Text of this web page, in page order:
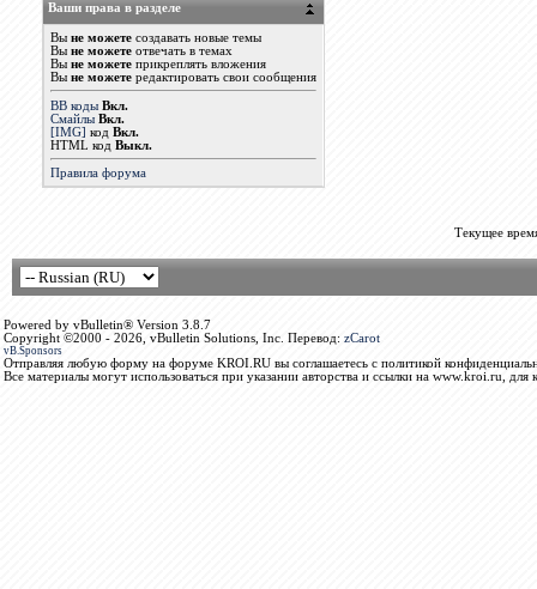
Ваши права в разделе
Вы не можетесоздавать новые темы
Вы не можетеотвечать в темах
Вы не можетеприкреплять вложения
Вы не можетередактировать свои сообщения
BB коды Вкл.
Смайлы Вкл.
[IMG] код Вкл.
HTML код Выкл.
Правила форума
Текущее
Powered by vBulletin® Version 3.8.7
Copyright ©2000 - 2026, vBulletin Solutions, Inc. Перевод: zCarot
vB.Sponsors
Отправляя любую форму на форуме KROI.RU вы соглашаетесь с политикой
Все материалы могут использоваться при указании авторства и ссылки на www.kroi.ru, для